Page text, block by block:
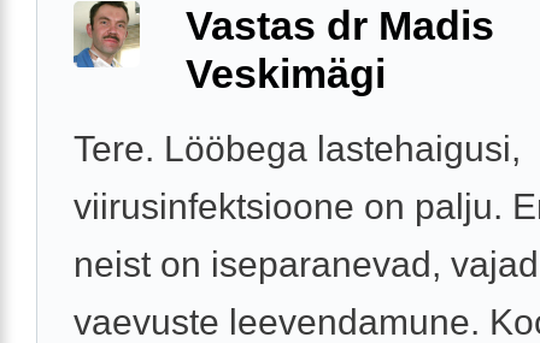
Vastas dr Madis
Veskimägi
Tere. Lööbega lastehaigusi,
viirusinfektsioone on palju.
neist on iseparanevad,
vaevuste leevendamune.